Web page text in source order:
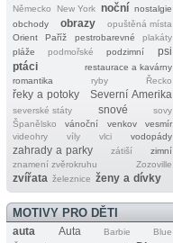
Německo
New York noční nostalgie
obchody
obrazy
opuštěná místa
Orient
Paříž pestrobarevné
plakáty
pláže
podmořské podzimní
psi
ptáci
restaurace a kavárny
romantika
ryby Řecko
řeky a potoky Severní Amerika
severské státy snové
sovy
Španělsko
vánoční venkov
vesmír
videohry
víly vlci vodopády
zahrady a parky zátiší
zimní
znamení zvěrokruhu
Zozoville
zvířata železnice ženy a dívky
MOTIVY PRO DĚTI
auta Auta Barbie
Blue